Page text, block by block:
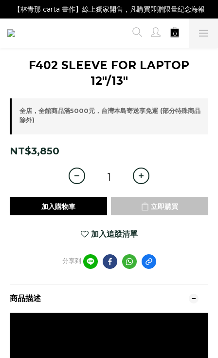
【Magazine B】單筆消費滿NT$2,000，即贈閱讀禮物明信片組
【林青那 carta 畫作】線上獨家開售，凡購買即贈限量紀念海報
【夏日降溫🧊對策單品】系列商品滿額現折 NT$300！
F402 SLEEVE FOR LAPTOP
12"/13"
全店，全館商品滿5000元，台灣本島寄送享免運 (部分特殊商品
除外)
NT$3,850
加入購物車 立即購買
加入追蹤清單
分享到
商品描述